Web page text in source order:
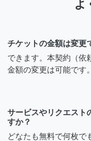
よ
チケットの金額は変更
できます。本契約（依
金額の変更は可能です。
サービスやリクエスト
すか？
どなたも無料で何枚で